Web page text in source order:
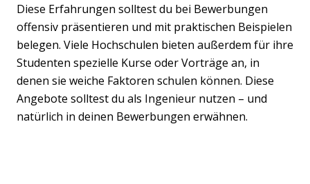
Diese Erfahrungen solltest du bei Bewerbungen
offensiv präsentieren und mit praktischen Beispielen
belegen. Viele Hochschulen bieten außerdem für ihre
Studenten spezielle Kurse oder Vorträge an, in
denen sie weiche Faktoren schulen können. Diese
Angebote solltest du als Ingenieur nutzen – und
natürlich in deinen Bewerbungen erwähnen.